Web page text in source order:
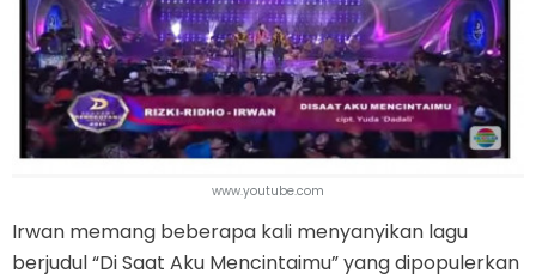
www.youtube.com
Irwan memang beberapa kali menyanyikan lagu
berjudul “Di Saat Aku Mencintaimu” yang dipopulerkan